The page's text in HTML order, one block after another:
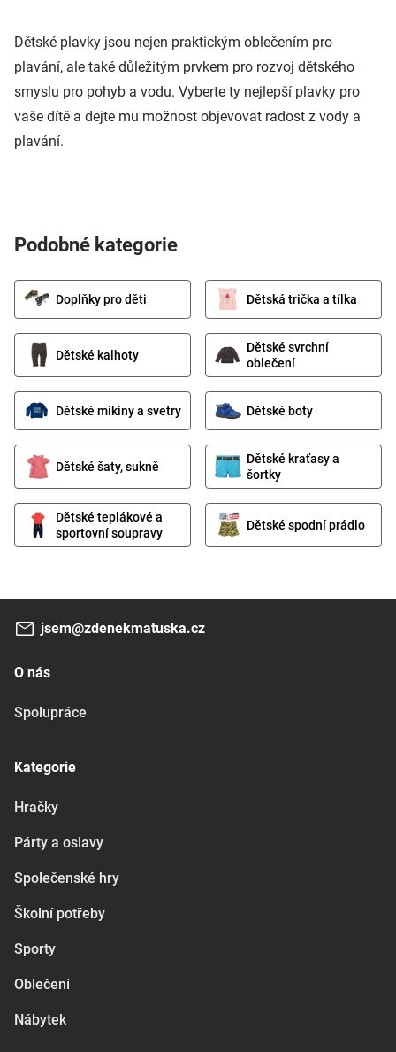
Dětské plavky jsou nejen praktickým oblečením pro
plavání, ale také důležitým prvkem pro rozvoj dětského
smyslu pro pohyb a vodu. Vyberte ty nejlepší plavky pro
vaše dítě a dejte mu možnost objevovat radost z vody a
plavání.
Podobné kategorie
Doplňky pro děti Dětská trička a tílka
Dětské kalhoty
Dětské svrchní
oblečení
Dětské mikiny a svetry Dětské boty
Dětské šaty, sukně
Dětské kraťasy a
šortky
Dětské teplákové a
sportovní soupravy
Dětské spodní prádlo
jsem@zdenekmatuska.cz
O nás
Spolupráce
Kategorie
Hračky
Párty a oslavy
Společenské hry
Školní potřeby
Sporty
Oblečení
Nábytek